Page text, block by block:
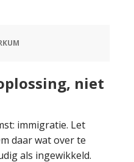
niet
immigratie. Let
daar wat over te
als ingewikkeld.